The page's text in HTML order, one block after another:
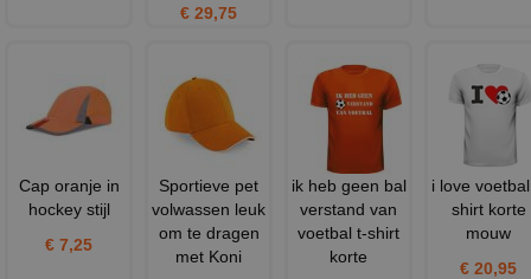
€ 29,75
Cap oranje in
hockey stijl
€ 7,25
Sportieve pet
volwassen leuk
om te dragen
met Koni
ik heb geen bal
verstand van
voetbal t-shirt
korte
i love
shirt korte
mouw
€ 20,95